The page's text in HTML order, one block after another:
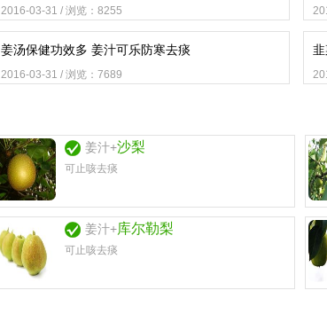
2016-03-31 / 浏览：8255
姜汤保健功效多 姜汁可乐防寒去痰
2016-03-31 / 浏览：7689
姜汁+沙梨
可止咳去痰
姜汁+库尔勒梨
可止咳去痰